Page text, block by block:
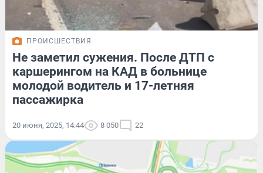
ПРОИСШЕСТВИЯ
Не заметил сужения. После ДТП с
каршерингом на КАД в больнице
молодой водитель и 17-летняя
пассажирка
20 июня, 2025, 14:44 8 050 22